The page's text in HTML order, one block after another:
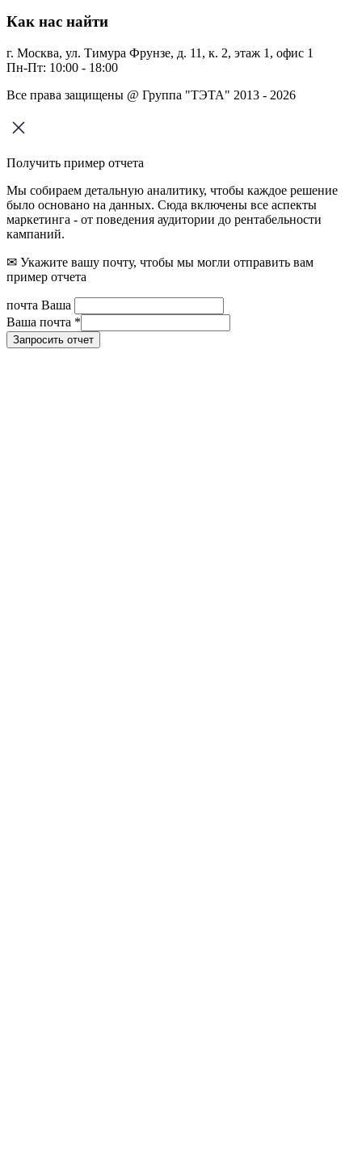
Как нас найти
г. Москва, ул. Тимура Фрунзе, д. 11, к. 2, этаж 1, офис 1
Пн-Пт: 10:00 - 18:00
Все права защищены @ Группа "ТЭТА" 2013 - 2026
Получить пример отчета
Мы собираем детальную аналитику, чтобы каждое решение
было основано на данных. Сюда включены все аспекты
маркетинга - от поведения аудитории до рентабельности
кампаний.
✉ Укажите вашу почту, чтобы мы могли отправить вам
пример отчета
почта Ваша
Ваша почта *
Запросить отчет